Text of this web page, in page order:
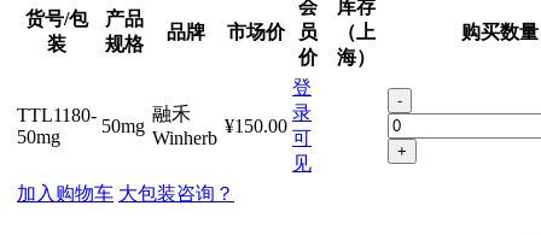
货号/包
装
产品
规格
品牌 市场价
会
员
价
库存
（上
海）
购买数量
TTL1180-
50mg
50mg
融禾
Winherb
¥150.00
登
录
可
见
-
+
加入购物车 大包装咨询？